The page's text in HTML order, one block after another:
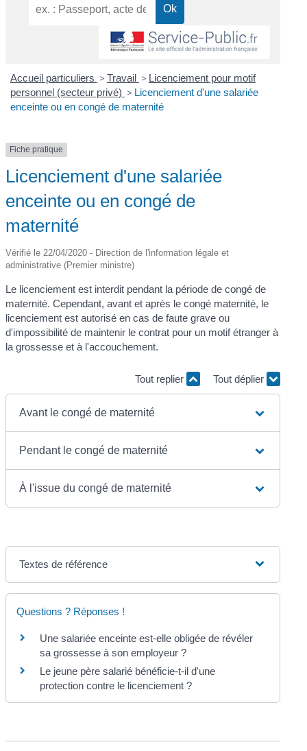
Accueil particuliers > Travail > Licenciement pour motif
personnel (secteur privé) > Licenciement d'une salariée
enceinte ou en congé de maternité
Fiche pratique
Licenciement d'une salariée
enceinte ou en congé de
maternité
Vérifié le 22/04/2020 - Direction de l'information légale et
administrative (Premier ministre)
Le licenciement est interdit pendant la période de congé de
maternité. Cependant, avant et après le congé maternité, le
licenciement est autorisé en cas de faute grave ou
d'impossibilité de maintenir le contrat pour un motif étranger à
la grossesse et à l'accouchement.
Tout replier Tout déplier
Avant le congé de maternité
Pendant le congé de maternité
À l'issue du congé de maternité
Textes de référence
Questions ? Réponses !
Une salariée enceinte est-elle obligée de révéler
sa grossesse à son employeur ?
Le jeune père salarié bénéficie-t-il d'une
protection contre le licenciement ?